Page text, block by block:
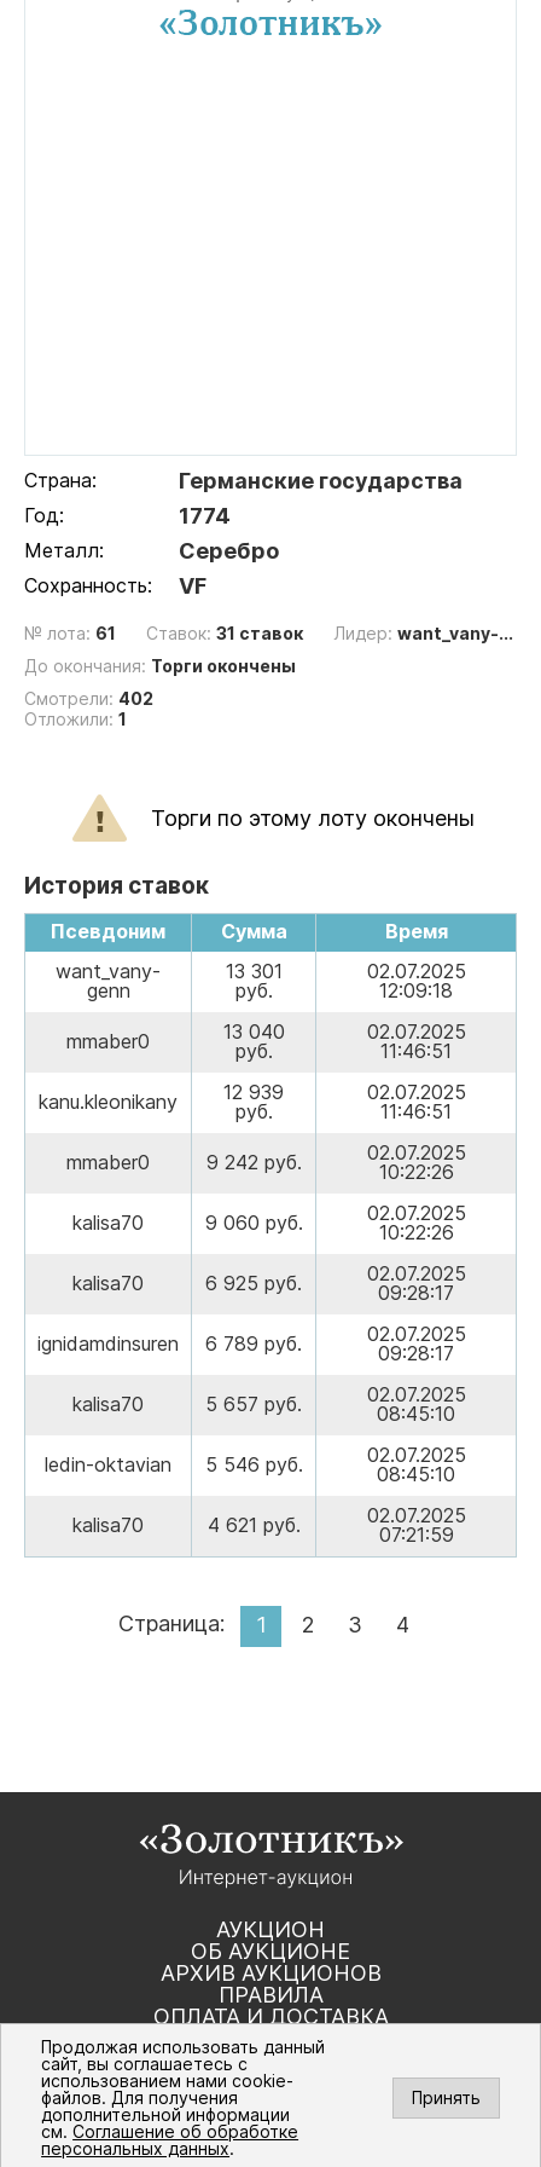
Страна: Германские государства
Год: 1774
Металл: Серебро
Сохранность: VF
№ лота: 61 Ставок: 31 ставок Лидер: want_vany-...
До окончания: Торги окончены
Смотрели: 402
Отложили: 1
Торги по этому лоту окончены
История ставок
Псевдоним Сумма
Время
want_vany-
genn
13 301
руб.
02.07.2025
12:09:18
mmaber0
13 040
руб.
02.07.2025
11:46:51
kanu.kleonikany
12 939
руб.
02.07.2025
11:46:51
mmaber0 9 242 руб.
02.07.2025
10:22:26
kalisa70 9 060 руб.
02.07.2025
10:22:26
kalisa70 6 925 руб.
02.07.2025
09:28:17
ignidamdinsuren 6 789 руб.
02.07.2025
09:28:17
kalisa70 5 657 руб.
02.07.2025
08:45:10
ledin-oktavian 5 546 руб.
02.07.2025
08:45:10
kalisa70 4 621 руб.
02.07.2025
07:21:59
Страница: 1 2 3 4
АУКЦИОН
ОБ АУКЦИОНЕ
АРХИВ АУКЦИОНОВ
ПРАВИЛА
ОПЛАТА И ДОСТАВКА
КОНТАКТЫ
Политика компании в отношении обработки
персональных данных
© Интернет-аукцион «Золотник». Все
права защищены. 2016 – 2026 г.
Продолжая использовать данный
сайт, вы соглашаетесь с
использованием нами cookie-
файлов. Для получения
дополнительной информации
см.Соглашение об обработке
персональных данных.
Принять